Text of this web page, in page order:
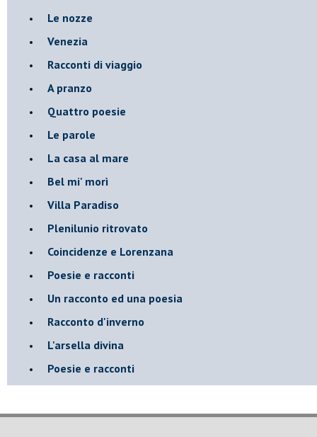
Le nozze
Venezia
Racconti di viaggio
A pranzo
Quattro poesie
Le parole
La casa al mare
Bel mi' morì
Villa Paradiso
Plenilunio ritrovato
Coincidenze e Lorenzana
Poesie e racconti
Un racconto ed una poesia
Racconto d'inverno
​L'arsella divina
Poesie e racconti